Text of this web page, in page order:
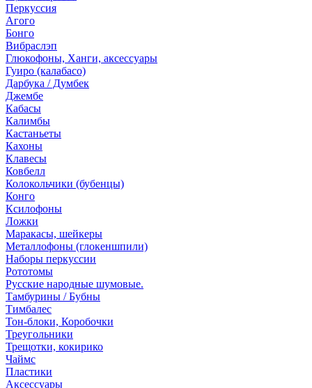
Перкуссия
Агого
Бонго
Вибраслэп
Глюкофоны, Ханги, аксессуары
Гуиро (калабасо)
Дарбука / Думбек
Джембе
Кабасы
Калимбы
Кастаньеты
Кахоны
Клавесы
Ковбелл
Колокольчики (бубенцы)
Конго
Ксилофоны
Ложки
Маракасы, шейкеры
Металлофоны (глокеншпили)
Наборы перкуссии
Рототомы
Русские народные шумовые.
Тамбурины / Бубны
Тимбалес
Тон-блоки, Коробочки
Треугольники
Трещотки, кокирико
Чаймс
Пластики
Аксессуары